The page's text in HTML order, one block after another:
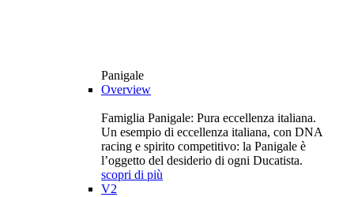
Panigale
Overview
Famiglia Panigale: Pura eccellenza italiana.
Un esempio di eccellenza italiana, con DNA
racing e spirito competitivo: la Panigale è
l’oggetto del desiderio di ogni Ducatista.
scopri di più
V2